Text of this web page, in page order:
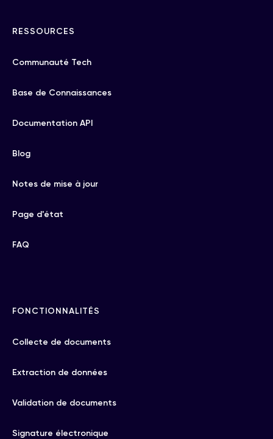
RESSOURCES
Communauté Tech
Base de Connaissances
Documentation API
Blog
Notes de mise à jour
Page d'état
FAQ
FONCTIONNALITÉS
Collecte de documents
Extraction de données
Validation de documents
Signature électronique